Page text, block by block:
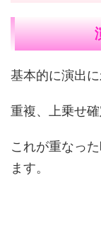
基本的に演出
重複、上乗せ確
これが重なっ
ます。